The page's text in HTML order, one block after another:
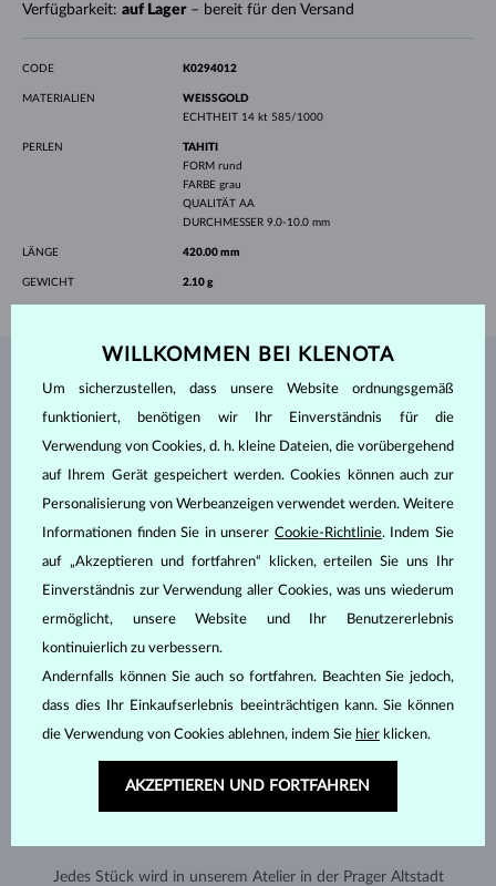
Verfügbarkeit: auf Lager– bereit für den Versand
CODE K0294012
MATERIALIEN
WEISSGOLD
ECHTHEIT 14 kt 585/1000
PERLEN
TAHITI
FORM rund
FARBE grau
QUALITÄT AA
DURCHMESSER 9.0-10.0 mm
LÄNGE 420.00 mm
GEWICHT 2.10 g
SCHMUCK AUS DEMKLENOTA ATELIER
Jedes Stück wird in unserem Atelier in der Prager Altstadt
WILLKOMMEN BEI KLENOTA
Um sicherzustellen, dass unsere Website ordnungsgemäß
funktioniert, benötigen wir Ihr Einverständnis für die
Verwendung von Cookies, d. h. kleine Dateien, die vorübergehend
auf Ihrem Gerät gespeichert werden. Cookies können auch zur
Personalisierung von Werbeanzeigen verwendet werden. Weitere
Informationen finden Sie in unserer Cookie-Richtlinie. Indem Sie
auf „Akzeptieren und fortfahren“ klicken, erteilen Sie uns Ihr
Einverständnis zur Verwendung aller Cookies, was uns wiederum
ermöglicht, unsere Website und Ihr Benutzererlebnis
kontinuierlich zu verbessern.
Andernfalls können Sie auch so fortfahren. Beachten Sie jedoch,
dass dies Ihr Einkaufserlebnis beeinträchtigen kann. Sie können
die Verwendung von Cookies ablehnen, indem Sie hier klicken.
AKZEPTIEREN UND FORTFAHREN